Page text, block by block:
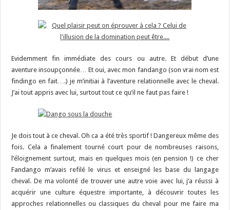
Evidemment fin immédiate des cours ou autre. Et début d’une
aventure insoupçonnée… Et oui, avec mon fandango (son vrai nom est
findingo en fait….) je m’initiai à l’aventure relationnelle avec le cheval.
J’ai tout appris avec lui, surtout tout ce qu’il ne faut pas faire !
Je dois tout à ce cheval. Oh ca a été très sportif ! Dangereux même des
fois. Cela a finalement tourné court pour de nombreuses raisons,
l’éloignement surtout, mais en quelques mois (en pension !) ce cher
Fandango m’avais refilé le virus et enseigné les base du langage
cheval. De ma volonté de trouver une autre voie avec lui, j’a réussi à
acquérir une culture équestre importante, à découvrir toutes les
approches relationnelles ou classiques du cheval pour me faire ma